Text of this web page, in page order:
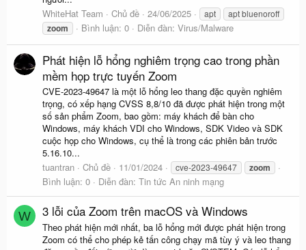
WhiteHat Team
Chủ đề 24/06/2025 apt apt bluenoroff
zoom Bình luận: 0 Diễn đàn: Virus/Malware
Phát hiện lỗ hổng nghiêm trọng cao trong phần
mềm họp trực tuyến Zoom
CVE-2023-49647 là một lỗ hổng leo thang đặc quyền nghiêm
trọng, có xếp hạng CVSS 8,8/10 đã được phát hiện trong một
số sản phẩm Zoom, bao gồm: máy khách để bàn cho
Windows, máy khách VDI cho Windows, SDK Video và SDK
cuộc họp cho Windows, cụ thể là trong các phiên bản trước
5.16.10...
tuantran
Chủ đề 11/01/2024 cve-2023-49647 zoom
Bình luận: 0 Diễn đàn: Tin tức An ninh mạng
W 3 lỗi của Zoom trên macOS và Windows
Theo phát hiện mới nhất, ba lỗ hổng mới được phát hiện trong
Zoom có thể cho phép kẻ tấn công chạy mã tùy ý và leo thang